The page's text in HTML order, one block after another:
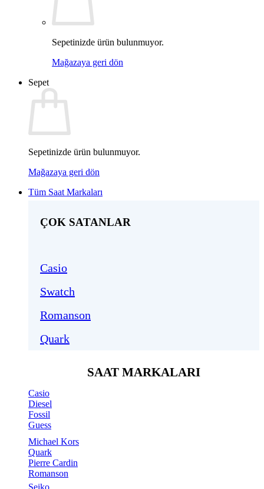
Sepetinizde ürün bulunmuyor.
Mağazaya geri dön
Sepet
Sepetinizde ürün bulunmuyor.
Mağazaya geri dön
Tüm Saat Markaları
ÇOK SATANLAR
Casio
Swatch
Romanson
Quark
SAAT MARKALARI
Casio
Diesel
Fossil
Guess
Michael Kors
Quark
Pierre Cardin
Romanson
Seiko